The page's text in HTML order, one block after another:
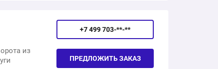
280 ₽
из
+7 499 703-**-**
ПРЕДЛОЖИТЬ ЗАКАЗ